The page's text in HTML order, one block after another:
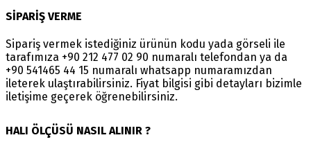
SİPARİŞ VERME
Sipariş vermek istediğiniz ürünün kodu yada görseli ile
tarafımıza +90 212 477 02 90 numaralı telefondan ya da
+90 541465 44 15 numaralı whatsapp numaramızdan
ileterek ulaştırabilirsiniz. Fiyat bilgisi gibi detayları bizimle
iletişime geçerek öğrenebilirsiniz.
HALI ÖLÇÜSÜ NASIL ALINIR ?